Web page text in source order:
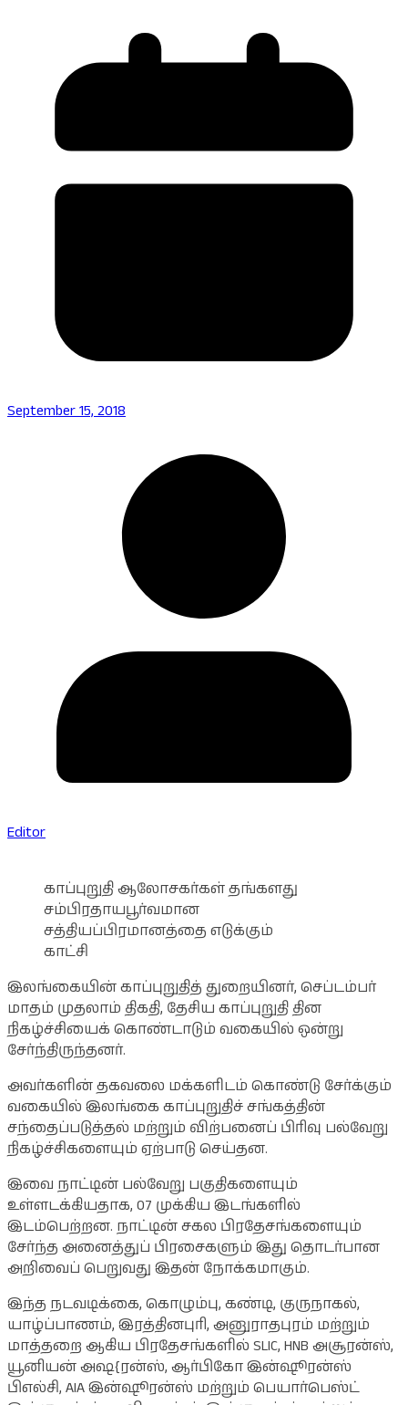
September 15, 2018
Editor
காப்புறுதி ஆலோசகர்கள் தங்களது
சம்பிரதாயபூர்வமான
சத்தியப்பிரமானத்தை எடுக்கும்
காட்சி
இலங்கையின் காப்புறுதித் துறையினர், செப்டம்பர்
மாதம் முதலாம் திகதி, தேசிய காப்புறுதி தின
நிகழ்ச்சியைக் கொண்டாடும் வகையில் ஒன்று
சேர்ந்திருந்தனர்.
அவர்களின் தகவலை மக்களிடம் கொண்டு சேர்க்கும்
வகையில் இலங்கை காப்புறுதிச் சங்கத்தின்
சந்தைப்படுத்தல் மற்றும் விற்பனைப் பிரிவு பல்வேறு
நிகழ்ச்சிகளையும் ஏற்பாடு செய்தன.
இவை நாட்டின் பல்வேறு பகுதிகளையும்
உள்ளடக்கியதாக, 07 முக்கிய இடங்களில்
இடம்பெற்றன. நாட்டின் சகல பிரதேசங்களையும்
சேர்ந்த அனைத்துப் பிரசைகளும் இது தொடர்பான
அறிவைப் பெறுவது இதன் நோக்கமாகும்.
இந்த நடவடிக்கை, கொழும்பு, கண்டி, குருநாகல்,
யாழ்ப்பாணம், இரத்தினபுரி, அனுராதபுரம் மற்றும்
மாத்தறை ஆகிய பிரதேசங்களில் SLIC, HNB அசூரன்ஸ்,
யூனியன் அஷ{ரன்ஸ், ஆர்பிகோ இன்ஷூரன்ஸ்
பிஎல்சி, AIA இன்ஷூரன்ஸ் மற்றும் பெயார்பெஸ்ட்